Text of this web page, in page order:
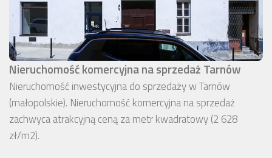
Nieruchomość komercyjna na sprzedaż Tarnów
Nieruchomość inwestycyjna do sprzedaży w Tarnów
(małopolskie). Nieruchomość komercyjna na sprzedaż
zachwyca atrakcyjną ceną za metr kwadratowy (2 628
zł/m2).